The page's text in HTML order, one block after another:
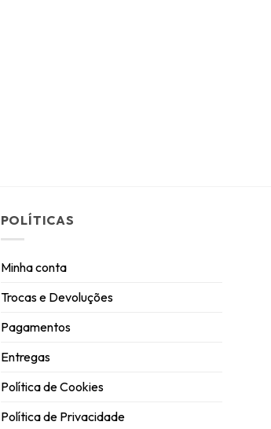
POLÍTICAS
Minha conta
Trocas e Devoluções
Pagamentos
Entregas
Política de Cookies
Política de Privacidade